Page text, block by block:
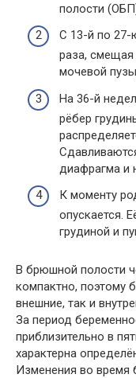
полости
С 13-й по 27-
раза, смещая
мочевой
На 36-й
рёбер
диафрагма и
К моменту
опускается.
грудиной и
В брюшной полости
компактно, поэтому
внешние, так и
За период
приблизительно в
характерна
Изменения во время